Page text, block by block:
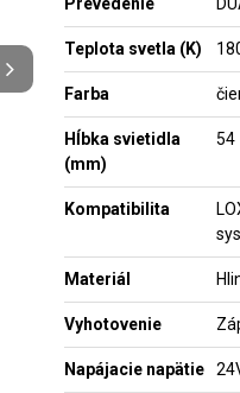
Teplota svetla (K)
Farba
Hĺbka svietidla
(mm)
54
Kompatibilita
Materiál
Vyhotovenie
Napájacie napätie